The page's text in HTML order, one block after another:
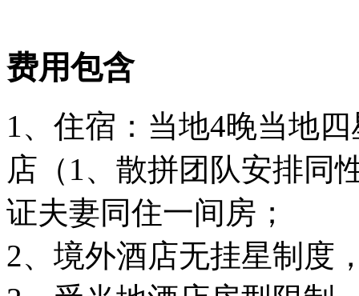
费用包含
1、住宿：当地4晚当地
店（1、散拼团队安排同
证夫妻同住一间房；
2、境外酒店无挂星制度